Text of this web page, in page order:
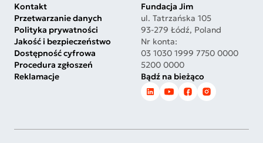
Kontakt
Przetwarzanie danych
Polityka prywatności
Jakość i bezpieczeństwo
Dostępność cyfrowa
Procedura zgłoszeń
Reklamacje
Fundacja Jim
ul. Tatrzańska 105
93-279 Łódź, Poland
Nr konta:
03 1030 1999 7750 0000
5200 0000
Bądź na bieżąco